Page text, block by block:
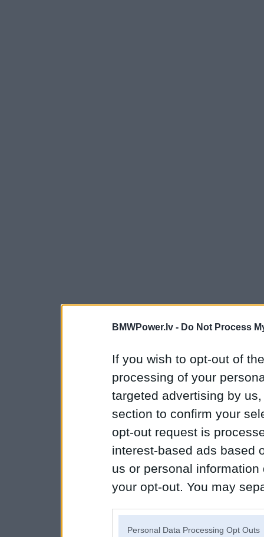
BMWPower.lv - Do Not Process
If you wish to opt-out of
processing of your
targeted advertising by
section to confirm your
opt-out request is
interest-based ads based
us or personal
your opt-out. You may
Personal Data Processing Opt Outs